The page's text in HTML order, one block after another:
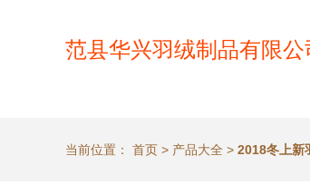
范县华兴羽绒制品有限公
当前位置： 首页 > 产品大全 > 2018冬上新